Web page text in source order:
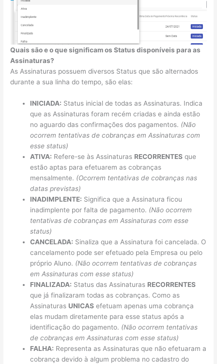
Quais são e o que significam os Status disponíveis para as
Assinaturas?
As Assinaturas possuem diversos Status que são alternados
durante a sua linha do tempo, são elas:
INICIADA: Status inicial de todas as Assinaturas. Indica
que as Assinaturas foram recém criadas e ainda estão
no aguardo das confirmações dos pagamentos. (Não
ocorrem tentativas de cobranças em Assinaturas com
esse status)
ATIVA: Refere-se às Assinaturas RECORRENTES que
estão aptas para efetuarem as cobranças
mensalmente. (Ocorrem tentativas de cobranças nas
datas previstas)
INADIMPLENTE: Significa que a Assinatura ficou
inadimplente por falta de pagamento. (Não ocorrem
tentativas de cobranças em Assinaturas com esse
status)
CANCELADA: Sinaliza que a Assinatura foi cancelada. O
cancelamento pode ser efetuado pela Empresa ou pelo
próprio Aluno. (Não ocorrem tentativas de cobranças
em Assinaturas com esse status)
FINALIZADA: Status das Assinaturas RECORRENTES
que já finalizaram todas as cobranças. Como as
Assinaturas UNICAS efetuam apenas uma cobrança
elas mudam diretamente para esse status após a
identificação do pagamento. (Não ocorrem tentativas
de cobranças em Assinaturas com esse status)
FALHA: Representa as Assinaturas que não efetuaram a
cobrança devido à algum problema no cadastro do